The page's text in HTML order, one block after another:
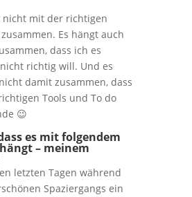
nicht mit der richtigen
Es hängt auch
dass ich es
richtig will. Und es
damit zusammen, dass
Tools und To do
😉
es mit folgendem
– meinem
letzten Tagen während
Spaziergangs ein